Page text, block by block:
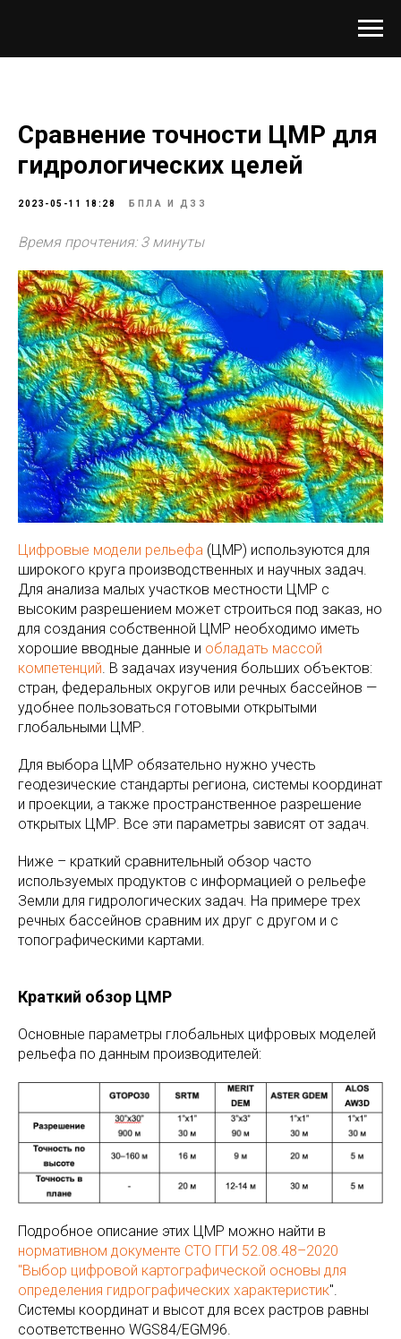
Сравнение точности ЦМР для
гидрологических целей
2023-05-11 18:28 БПЛА И ДЗЗ
Время прочтения: 3 минуты
Цифровые модели рельефа (ЦМР) используются для
широкого круга производственных и научных задач.
Для анализа малых участков местности ЦМР с
высоким разрешением может строиться под заказ, но
для создания собственной ЦМР необходимо иметь
хорошие вводные данные и обладать массой
компетенций. В задачах изучения больших объектов:
стран, федеральных округов или речных бассейнов —
удобнее пользоваться готовыми открытыми
глобальными ЦМР.
Для выбора ЦМР обязательно нужно учесть
геодезические стандарты региона, системы координат
и проекции, а также пространственное разрешение
открытых ЦМР. Все эти параметры зависят от задач.
Ниже – краткий сравнительный обзор часто
используемых продуктов с информацией о рельефе
Земли для гидрологических задач. На примере трех
речных бассейнов сравним их друг с другом и с
топографическими картами.
Краткий обзор ЦМР
Основные параметры глобальных цифровых моделей
рельефа по данным производителей:
Подробное описание этих ЦМР можно найти в
нормативном документе СТО ГГИ 52.08.48–2020
"Выбор цифровой картографической основы для
определения гидрографических характеристик".
Системы координат и высот для всех растров равны
соответственно WGS84/EGM96.